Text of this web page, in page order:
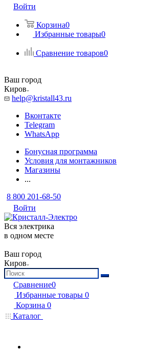
Войти
Корзина0
Избранные товары0
Сравнение товаров0
Ваш город
Киров
help@kristall43.ru
Вконтакте
Telegram
WhatsApp
Бонусная программа
Условия для монтажников
Магазины
...
8 800 201-68-50
Войти
Вся электрика
в одном месте
Ваш город
Киров
Сравнение0
Избранные товары 0
Корзина 0
Каталог